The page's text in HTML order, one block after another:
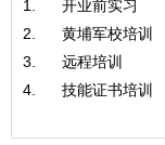
1. 开业前实习
2. 黄埔军校培训
3. 远程培训
4. 技能证书培训